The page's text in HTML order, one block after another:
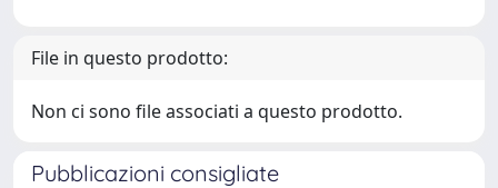
File in questo prodotto:
Non ci sono file associati a questo prodotto.
Pubblicazioni consigliate